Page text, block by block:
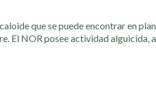
que se puede encontrar en
El NOR posee actividad alguicida,